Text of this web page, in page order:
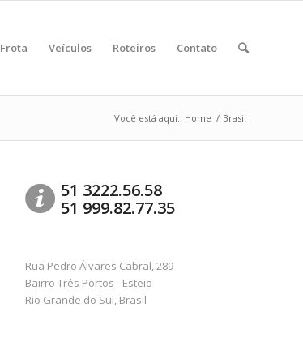
Frota Veículos Roteiros Contato
Você está aqui: Home / Brasil
51 3222.56.58
51 999.82.77.35
Rua Pedro Álvares Cabral, 289
Bairro Três Portos - Esteio
Rio Grande do Sul, Brasil